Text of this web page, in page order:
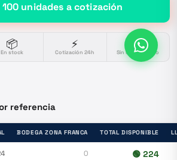
100 unidades a cotización
📦
En stock
⚡
Cotización 24h
🔒
Sin compromiso
referencia
BODEGA ZONA FRANCA TOTAL DISPONIBLE
0 🟢 224